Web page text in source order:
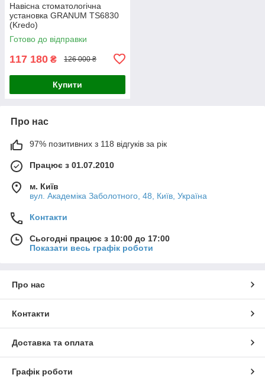
Навісна стоматологічна
установка GRANUM TS6830
(Kredo)
Готово до відправки
117 180 ₴ 126 000 ₴
Купити
Про нас
97% позитивних з 118 відгуків за рік
Працює з 01.07.2010
м. Київ
вул. Академіка Заболотного, 48, Київ, Україна
Контакти
Сьогодні працює з 10:00 до 17:00
Показати весь графік роботи
Про нас
Контакти
Доставка та оплата
Графік роботи